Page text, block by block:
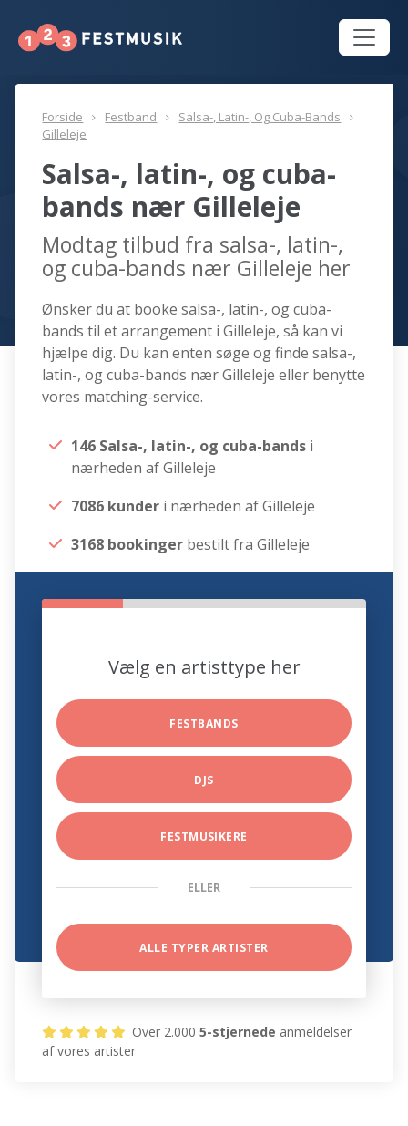
Forside Festband
Salsa-, Latin-, Og Cuba-Bands
Gilleleje
Salsa-, latin-, og cuba-
bands nær Gilleleje
Modtag tilbud fra salsa-, latin-,
og cuba-bands nær Gilleleje her
Ønsker du at booke salsa-, latin-, og cuba-
bands til et arrangement i Gilleleje, så kan vi
hjælpe dig. Du kan enten søge og finde salsa-,
latin-, og cuba-bands nær Gilleleje eller benytte
vores matching-service.
146 Salsa-, latin-, og cuba-bands i
nærheden af Gilleleje
7086 kunder i nærheden af Gilleleje
3168 bookinger bestilt fra Gilleleje
Vælg en artisttype her
FESTBANDS
DJS
FESTMUSIKERE
ELLER
ALLE TYPER ARTISTER
Over 2.0005-stjernede anmeldelser
af vores artister